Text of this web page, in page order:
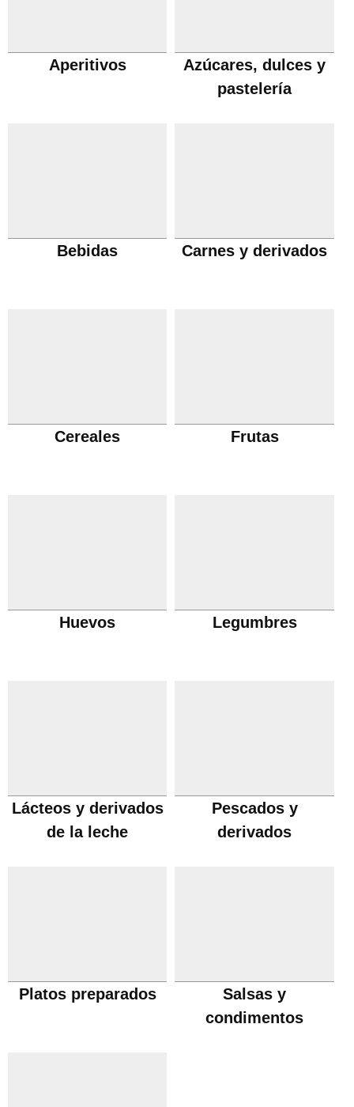
Aperitivos
Azúcares, dulces y
pastelería
Bebidas Carnes y derivados
Cereales Frutas
Huevos Legumbres
Lácteos y derivados
de la leche
Pescados y
derivados
Platos preparados
Salsas y
condimentos